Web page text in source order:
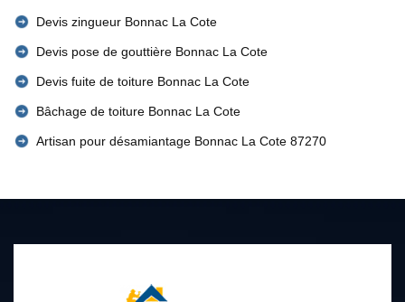
Devis zingueur Bonnac La Cote
Devis pose de gouttière Bonnac La Cote
Devis fuite de toiture Bonnac La Cote
Bâchage de toiture Bonnac La Cote
Artisan pour désamiantage Bonnac La Cote 87270